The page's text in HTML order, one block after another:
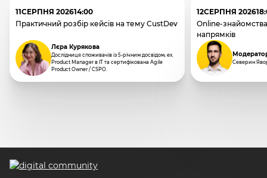
11СЕРПНЯ 202614:00
Практичний розбір кейсів на тему CustDev
Лєра Курякова
Дослідниця споживачів із 5-річним досвідом, ex.
Product Manager в IT та сертифікована Agile
Product Owner / CSPO.
12СЕРПНЯ 2026
Online-
напрямків
Северин